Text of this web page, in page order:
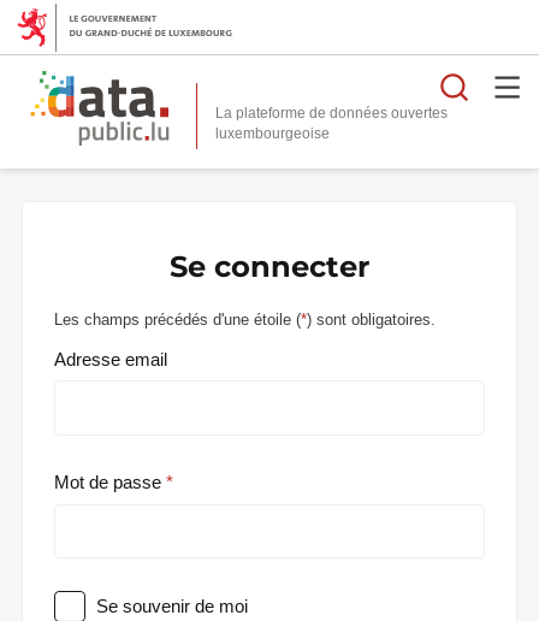
La plateforme de données ouvertes
Se connecter
Les champs précédés d'une étoile (*) sont obligatoires.
Adresse email
Mot de passe
Se souvenir de moi